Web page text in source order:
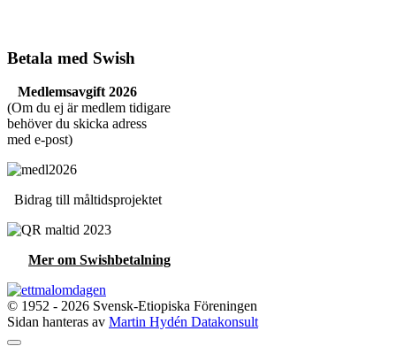
Betala med Swish
Medlemsavgift 2026
(Om du ej är medlem tidigare
behöver du skicka adress
med e-post)
Bidrag till måltidsprojektet
Mer om Swishbetalning
© 1952 - 2026 Svensk-Etiopiska Föreningen
Sidan hanteras av Martin Hydén Datakonsult